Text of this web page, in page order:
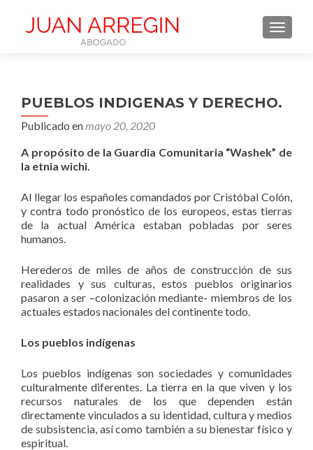
PUEBLOS INDIGENAS Y DERECHO.
Publicado enmayo 20, 2020
A propósito de la Guardia Comunitaria “Washek” de
la etnia wichi.
Al llegar los españoles comandados por Cristóbal Colón,
y contra todo pronóstico de los europeos, estas tierras
de la actual América estaban pobladas por seres
humanos.
Herederos de miles de años de construcción de sus
realidades y sus culturas, estos pueblos originarios
pasaron a ser –colonización mediante- miembros de los
actuales estados nacionales del continente todo.
Los pueblos indígenas
Los pueblos indígenas son sociedades y comunidades
culturalmente diferentes. La tierra en la que viven y los
recursos naturales de los que dependen están
directamente vinculados a su identidad, cultura y medios
de subsistencia, así como también a su bienestar físico y
espiritual.